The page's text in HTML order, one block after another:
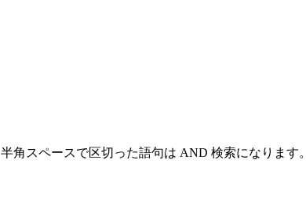
角スペースで区切った語句は AND 検索になります。